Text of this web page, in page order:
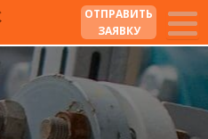
ОТПРАВИТЬ
ЗАЯВКУ